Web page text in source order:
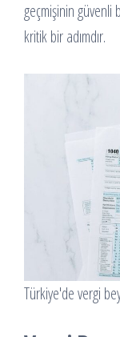
geçmişinin güvenli
kritik bir adımdır.
Türkiye'de vergi